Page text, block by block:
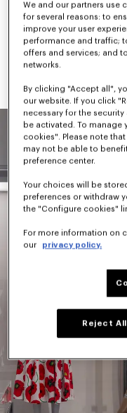
Figure pionnière à
a façonné certaines
culture contemporaine.
We and our partners use
for several reasons: to
improve your user
performance and traffic;
offers and services; and
networks.
By clicking "Accept all",
our website. If you click
necessary for the
be activated. To manage
cookies". Please note
may not be able to
preference center.
Your choices will be
preferences or withdraw
the "Configure cookies"
For more information on
our
privacy policy.
Reject All